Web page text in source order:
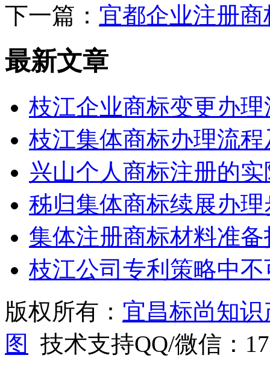
下一篇： 宜都企业注册
最新文章
枝江企业商标变更办
枝江集体商标办理流
兴山个人商标注册的
秭归集体商标续展办
集体注册商标材料准备
枝江公司专利策略中
版权所有： 宜昌标尚知
图
技术支持QQ/微信：